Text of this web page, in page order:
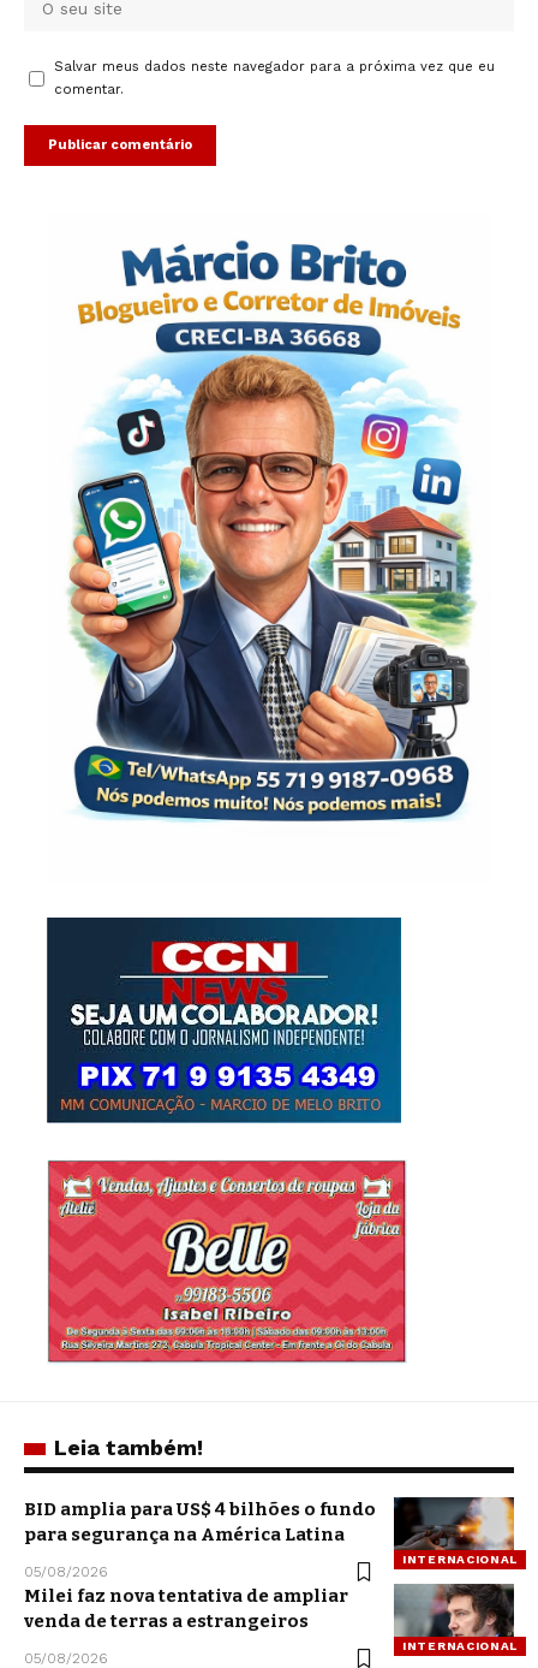
Salvar meus dados neste navegador para a próxima vez que eu
comentar.
Leia também!
INTERNACIONAL
BID amplia para US$ 4 bilhões o fundo
para segurança na América Latina
05/08/2026
INTERNACIONAL
Milei faz nova tentativa de ampliar
venda de terras a estrangeiros
05/08/2026